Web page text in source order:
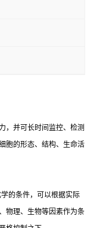
，并可长时间监控、检测
胞的形态、结构、生命活
的条件，可以根据实际
物理、生物等因素作为条